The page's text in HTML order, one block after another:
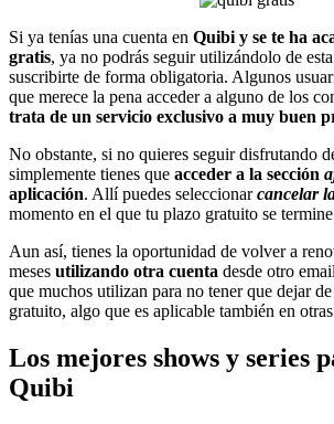
Si ya tenías una cuenta en Quibi y se te ha
gratis, ya no podrás seguir utilizándolo de
suscribirte de forma obligatoria. Algunos
que merece la pena acceder a alguno de los
trata de un servicio exclusivo a muy buen
No obstante, si no quieres seguir disfrutando
simplemente tienes que acceder a la sección
aplicación. Allí puedes seleccionarcancelar
momento en el que tu plazo gratuito se
Aun así, tienes la oportunidad de volver a
meses utilizando otra cuenta desde otro
que muchos utilizan para no tener que dejar
gratuito, algo que es aplicable también en
Los mejores shows y series
Quibi